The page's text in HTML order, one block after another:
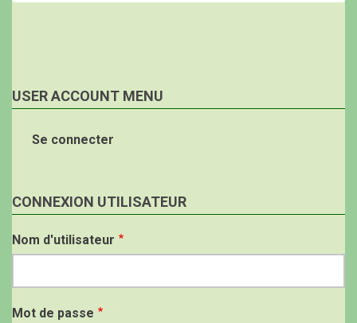
USER ACCOUNT MENU
Se connecter
CONNEXION UTILISATEUR
Nom d'utilisateur
Mot de passe